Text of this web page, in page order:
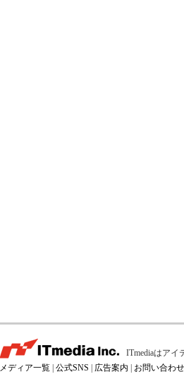
ITmediaはアイ
メディア一覧 公式SNS 広告案内 お問い合わせ